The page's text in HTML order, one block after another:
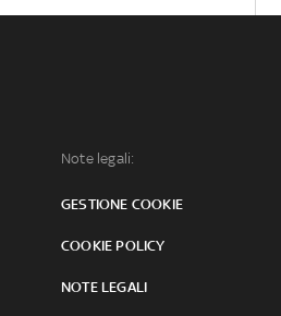
Note legali:
GESTIONE COOKIE
COOKIE POLICY
NOTE LEGALI